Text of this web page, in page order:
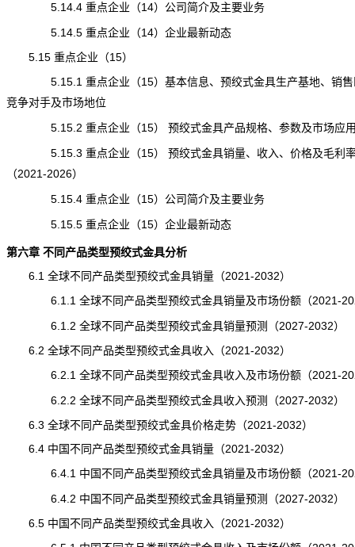
5.14.4 重点企业（14）公司简介及主要业务
5.14.5 重点企业（14）企业最新动态
5.15 重点企业（15）
5.15.1 重点企业（15）基本信息、预绞式金具生产基地、销售
竞争对手及市场地位
5.15.2 重点企业（15） 预绞式金具产品规格、参数及市场应
5.15.3 重点企业（15） 预绞式金具销量、收入、价格及毛利
（2021-2026）
5.15.4 重点企业（15）公司简介及主要业务
5.15.5 重点企业（15）企业最新动态
第六章 不同产品类型预绞式金具分析
6.1 全球不同产品类型预绞式金具销量（2021-2032）
6.1.1 全球不同产品类型预绞式金具销量及市场份额（2021-
6.1.2 全球不同产品类型预绞式金具销量预测（2027-2032）
6.2 全球不同产品类型预绞式金具收入（2021-2032）
6.2.1 全球不同产品类型预绞式金具收入及市场份额（2021-
6.2.2 全球不同产品类型预绞式金具收入预测（2027-2032）
6.3 全球不同产品类型预绞式金具价格走势（2021-2032）
6.4 中国不同产品类型预绞式金具销量（2021-2032）
6.4.1 中国不同产品类型预绞式金具销量及市场份额（2021-
6.4.2 中国不同产品类型预绞式金具销量预测（2027-2032）
6.5 中国不同产品类型预绞式金具收入（2021-2032）